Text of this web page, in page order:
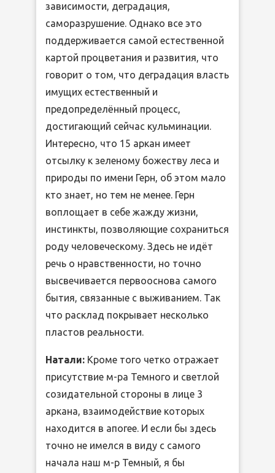
зависимости, деградация,
саморазрушение. Однако все это
поддерживается самой естественной
картой процветания и развития, что
говорит о том, что деградация власть
имущих естественный и
предопределённый процесс,
достигающий сейчас кульминации.
Интересно, что 15 аркан имеет
отсылку к зеленому божеству леса и
природы по имени Герн, об этом мало
кто знает, но тем не менее. Герн
воплощает в себе жажду жизни,
инстинкты, позволяющие сохраниться
роду человеческому. Здесь не идёт
речь о нравственности, но точно
высвечивается первооснова самого
бытия, связанные с выживанием. Так
что расклад покрывает несколько
пластов реальности.
Натали: Кроме того четко отражает
присутствие м-ра Темного и светлой
созидательной стороны в лице 3
аркана, взаимодействие которых
находится в апогее. И если бы здесь
точно не имелся в виду с самого
начала наш м-р Темный, я бы